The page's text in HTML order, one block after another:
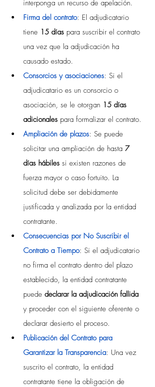
interponga un recurso de apelación.
Firma del contrato: El adjudicatario
tiene 15 días para suscribir el contrato
una vez que la adjudicación ha
causado estado.
Consorcios y asociaciones: Si el
adjudicatario es un consorcio o
asociación, se le otorgan 15 días
adicionales para formalizar el contrato.
Ampliación de plazos: Se puede
solicitar una ampliación de hasta 7
días hábiles si existen razones de
fuerza mayor o caso fortuito. La
solicitud debe ser debidamente
justificada y analizada por la entidad
contratante.
Consecuencias por No Suscribir el
Contrato a Tiempo: Si el adjudicatario
no firma el contrato dentro del plazo
establecido, la entidad contratante
puede declarar la adjudicación fallida
y proceder con el siguiente oferente o
declarar desierto el proceso.
Publicación del Contrato para
Garantizar la Transparencia: Una vez
suscrito el contrato, la entidad
contratante tiene la obligación de